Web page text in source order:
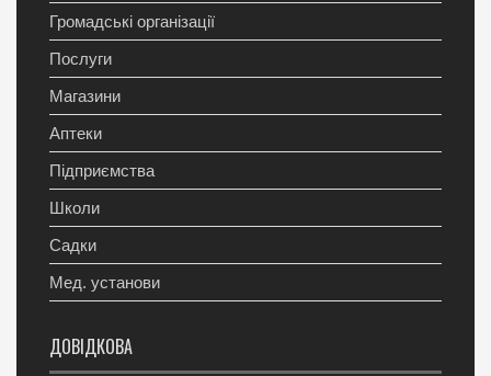
Громадські організації
Послуги
Магазини
Аптеки
Підприємства
Школи
Садки
Мед. установи
ДОВІДКОВА